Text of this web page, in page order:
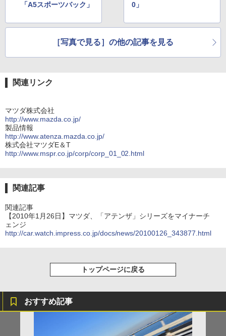
「A5スポーツバック」
0」
［写真で見る］の他の記事を見る
関連リンク
マツダ株式会社
http://www.mazda.co.jp/
製品情報
http://www.atenza.mazda.co.jp/
株式会社マツダE＆T
http://www.mspr.co.jp/corp/corp_01_02.html
関連記事
関連記事
【2010年1月26日】マツダ、「アテンザ」シリーズをマイナーチ
ェンジ
http://car.watch.impress.co.jp/docs/news/20100126_343877.html
トップページに戻る
おすすめ記事